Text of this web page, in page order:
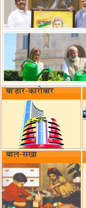
बाज़ार-कारोबार
बाल-सखा